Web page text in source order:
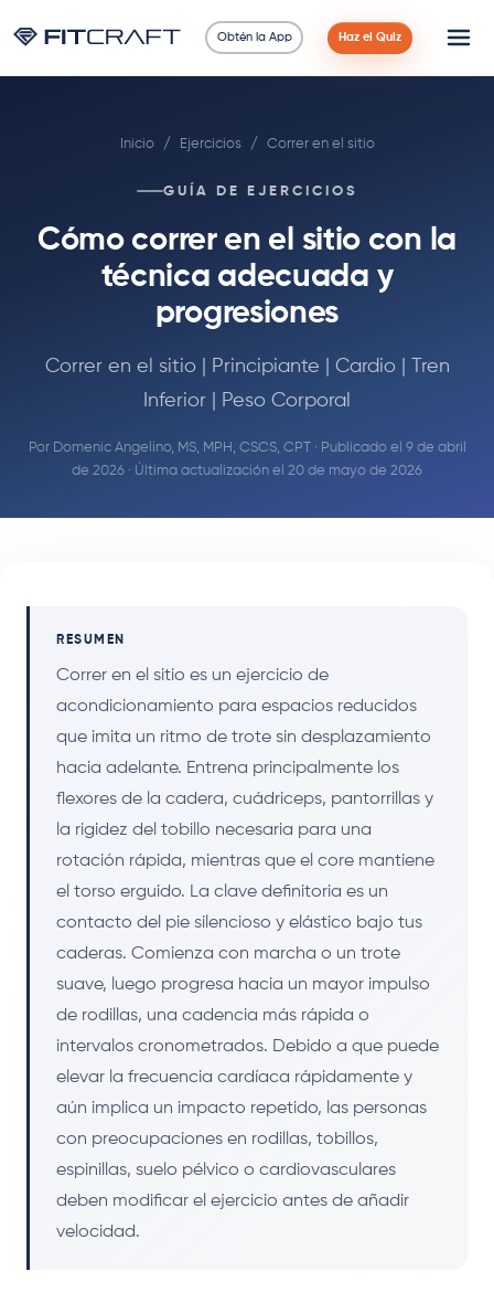
Obtén la App Haz el Quiz
Calculadoras
Inicio / Ejercicios / Correr en el sitio
GUÍA DE EJERCICIOS
Cómo correr en el sitio con la
técnica adecuada y
progresiones
Correr en el sitio | Principiante | Cardio | Tren
Inferior | Peso Corporal
Por Domenic Angelino, MS, MPH, CSCS, CPT· Publicado el 9 de abril
de 2026 · Última actualización el 20 de mayo de 2026
RESUMEN
Correr en el sitio es un ejercicio de
acondicionamiento para espacios reducidos
que imita un ritmo de trote sin desplazamiento
hacia adelante. Entrena principalmente los
flexores de la cadera, cuádriceps, pantorrillas y
la rigidez del tobillo necesaria para una
rotación rápida, mientras que el core mantiene
el torso erguido. La clave definitoria es un
contacto del pie silencioso y elástico bajo tus
caderas. Comienza con marcha o un trote
suave, luego progresa hacia un mayor impulso
de rodillas, una cadencia más rápida o
intervalos cronometrados. Debido a que puede
elevar la frecuencia cardíaca rápidamente y
aún implica un impacto repetido, las personas
con preocupaciones en rodillas, tobillos,
espinillas, suelo pélvico o cardiovasculares
deben modificar el ejercicio antes de añadir
velocidad.